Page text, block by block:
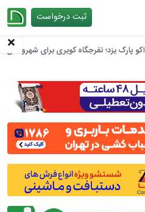
ثبت درخواست
اکو پارک یزد؛ تفرجگاه کویری برای شهروندان